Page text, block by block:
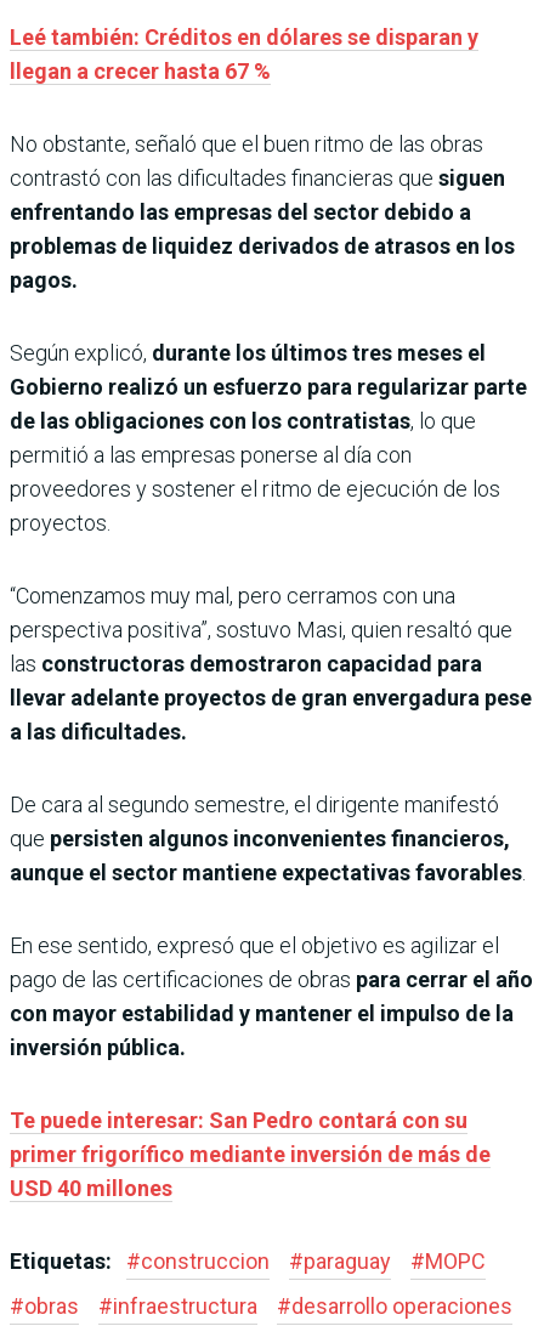
Leé también: Créditos en dólares se disparan y
llegan a crecer hasta 67 %
No obstante, señaló que el buen ritmo de las obras
contrastó con las dificultades financieras que siguen
enfrentando las empresas del sector debido a
problemas de liquidez derivados de atrasos en los
pagos.
Según explicó, durante los últimos tres meses el
Gobierno realizó un esfuerzo para regularizar parte
de las obligaciones con los contratistas, lo que
permitió a las empresas ponerse al día con
proveedores y sostener el ritmo de ejecución de los
proyectos.
“Comenzamos muy mal, pero cerramos con una
perspectiva positiva”, sostuvo Masi, quien resaltó que
las constructoras demostraron capacidad para
llevar adelante proyectos de gran envergadura pese
a las dificultades.
De cara al segundo semestre, el dirigente manifestó
que persisten algunos inconvenientes financieros,
aunque el sector mantiene expectativas favorables
En ese sentido, expresó que el objetivo es agilizar el
pago de las certificaciones de obras para cerrar el año
con mayor estabilidad y mantener el impulso de la
inversión pública.
Te puede interesar: San Pedro contará con su
primer frigorífico mediante inversión de más de
USD 40 millones
Etiquetas: #construccion #paraguay #MOPC
#obras #infraestructura #desarrollo operaciones